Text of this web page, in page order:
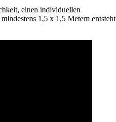
einen individuellen
1,5 x 1,5 Metern entsteht